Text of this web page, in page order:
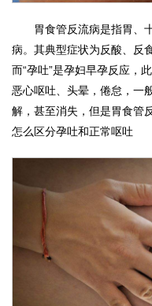
胃食管反流病是指胃、
病。其典型症状为反酸、反
而“孕吐”是孕妇早孕反应，
恶心呕吐、头晕，倦怠，一
解，甚至消失，但是胃食管
怎么区分孕吐和正常呕吐